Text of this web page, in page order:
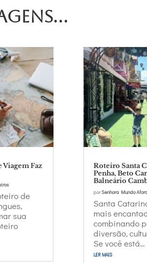
Faz
de
sua
Roteiro Santa
Penha, Beto
Balneário
porSenhora Mundo
Santa
mais
combinando
diversão,
Se você está...
ler mais